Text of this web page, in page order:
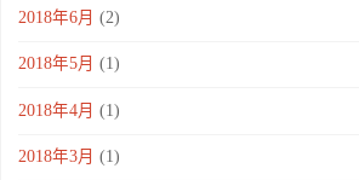
2018年6月 (2)
2018年5月 (1)
2018年4月 (1)
2018年3月 (1)